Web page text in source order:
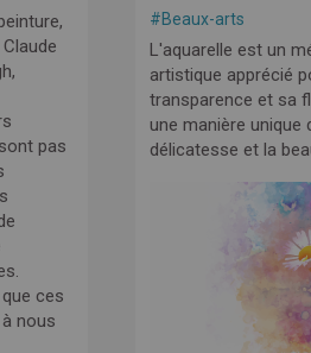
pas
ces
nous
#Beaux-arts
L'aquarelle est un
artistique apprécié
transparence et sa
une manière unique
délicatesse et la